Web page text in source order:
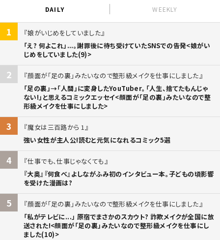
DAILY WEEKLY
1
娘がいじめをしていました
「え? 何よこれ」...。謝罪後に待ち受けていたSNSでの告発<娘がい
じめをしていました(9)>
2
顔面が「足の裏」みたいなので整形級メイクを仕事にしました
「足の裏」→「人間」に変身したYouTuber。「人生、捨てたもんじゃ
ない!」と思えるコミックエッセイ<顔面が「足の裏」みたいなので整
形級メイクを仕事にしました>
3
魔女は三百路から 1
強い女性が主人公!読むと元気になれるコミック5選
4
仕事でも、仕事じゃなくても
『大奥』『何食べ』よしながふみ初のインタビュー本。子どもの頃影響
を受けた漫画は?
5
顔面が「足の裏」みたいなので整形級メイクを仕事にしました
「私がテレビに...」 原宿でまさかのスカウト? 詐欺メイクが全国に放
送された!<顔面が「足の裏」みたいなので整形級メイクを仕事にし
ました(10)>